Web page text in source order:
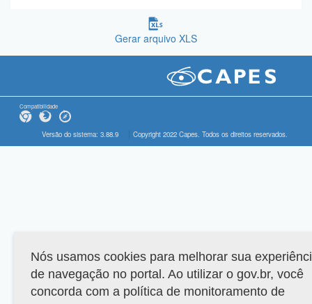
Gerar arquivo XLS
Compatibilidade
Versão do sistema: 3.88.9 Copyright 2022 Capes. Todos os direitos reservados.
Nós usamos cookies para melhorar sua
de navegação no portal. Ao utilizar o gov.br, você
concorda com a política de monitoramento de